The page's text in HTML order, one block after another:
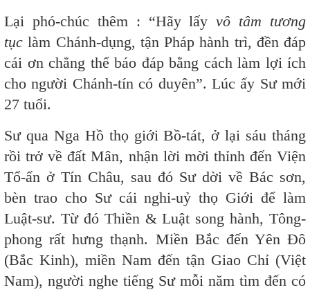
Lại phó-chúc thêm : “Hãy lấyvô tâm tương
tục làm Chánh-dụng, tận Pháp hành trì, đền đáp
cái ơn chẳng thể báo đáp bằng cách làm lợi ích
cho người Chánh-tín có duyên”. Lúc ấy Sư mới
27 tuổi.
Sư qua Nga Hồ thọ giới Bồ-tát, ở lại sáu tháng
rồi trở về đất Mân, nhận lời mời thỉnh đến Viện
Tổ-ấn ở Tín Châu, sau đó Sư dời về Bác sơn,
bèn trao cho Sư cái nghi-uỷ thọ Giới để làm
Luật-sư. Từ đó Thiền & Luật song hành, Tông-
phong rất hưng thạnh. Miền Bắc đến Yên Đô
(Bắc Kinh), miền Nam đến tận Giao Chỉ (Việt
Nam), người nghe tiếng Sư mỗi năm tìm đến có